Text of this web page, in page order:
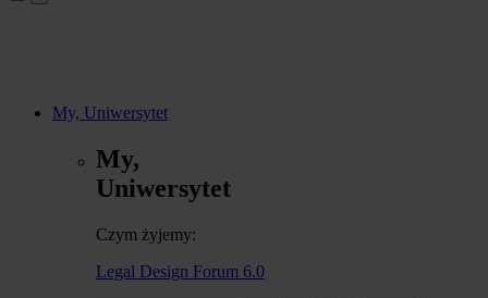
My, Uniwersytet
My,
Uniwersytet
Czym żyjemy:
Legal Design Forum 6.0